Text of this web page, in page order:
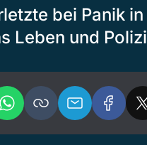
bei Panik
Leben und